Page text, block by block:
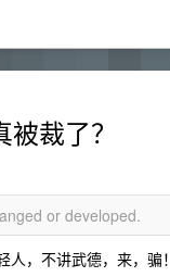
裁了？
or developed.
人，不讲武德，来，骗